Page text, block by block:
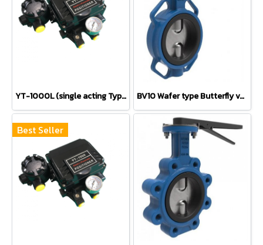
YT-1000L (single acting Type) positioner BV10 Wafer type Butterfly valves BELVEN
Best Seller